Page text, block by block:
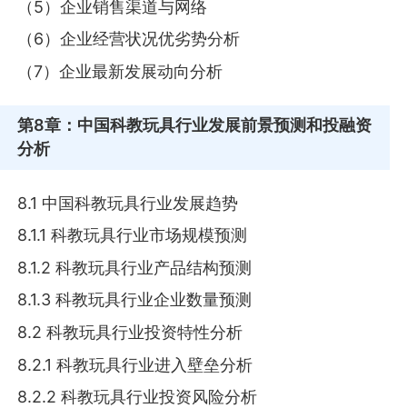
（5）企业销售渠道与网络
（6）企业经营状况优劣势分析
（7）企业最新发展动向分析
第8章 ：中国科教玩具行业发展前景预测和投融资
分析
8.1 中国科教玩具行业发展趋势
8.1.1 科教玩具行业市场规模预测
8.1.2 科教玩具行业产品结构预测
8.1.3 科教玩具行业企业数量预测
8.2 科教玩具行业投资特性分析
8.2.1 科教玩具行业进入壁垒分析
8.2.2 科教玩具行业投资风险分析